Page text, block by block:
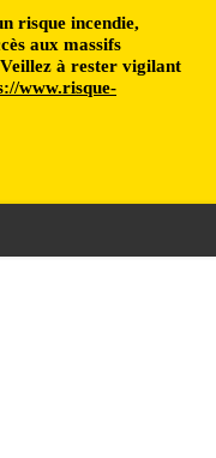
risque incendie,
aux massifs
à rester vigilant
www.risque-